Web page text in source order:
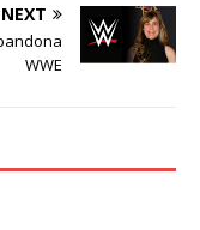
NEXT
WWE